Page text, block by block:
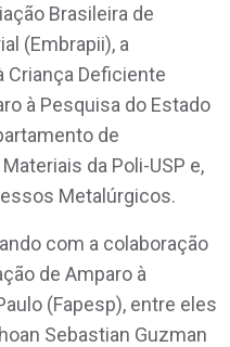
Brasileira de
(Embrapii), a
Deficiente
à Pesquisa do Estado
de
da Poli-USP e,
Metalúrgicos.
com a colaboração
de Amparo à
(Fapesp), entre eles
Sebastian Guzman